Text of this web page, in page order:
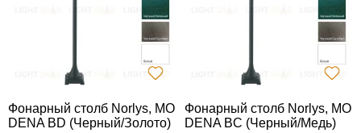
Фонарный столб Norlys, MO
DENA BD (Черный/Золото)
Фонарный столб Norlys, MO
DENA BC (Черный/Медь)